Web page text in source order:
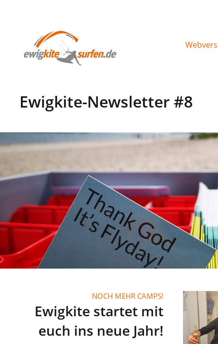
Ewigkite-Newsletter #8
NOCH MEHR CAMPS!
Ewigkite startet mit
euch ins neue Jahr!